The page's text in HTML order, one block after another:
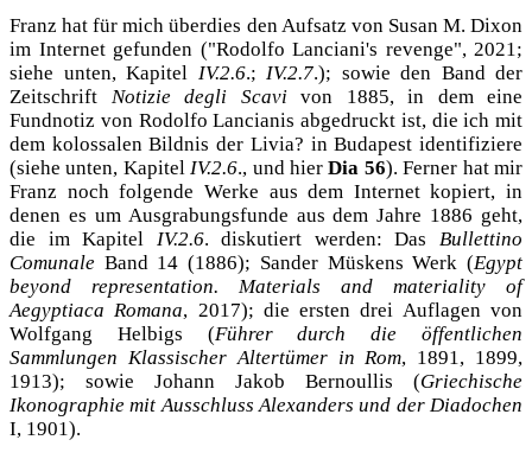
Franz hat für mich überdies den Aufsatz von Susan M. Dixon
im Internet gefunden ("Rodolfo Lanciani's revenge", 2021;
siehe unten, Kapitel IV.2.6.; IV.2.7.); sowie den Band der
Zeitschrift Notizie degli Scavi von 1885, in dem eine
Fundnotiz von Rodolfo Lancianis abgedruckt ist, die ich mit
dem kolossalen Bildnis der Livia? in Budapest identifiziere
(siehe unten, KapitelIV.2.6., und hierDia 56). Ferner hat mir
Franz noch folgende Werke aus dem Internet kopiert, in
denen es um Ausgrabungsfunde aus dem Jahre 1886 geht,
die im Kapitel IV.2.6. diskutiert werden: DasBullettino
Comunale Band 14 (1886); Sander Müskens Werk (Egypt
beyond representation. Materials and materiality of
Aegyptiaca Romana, 2017); die ersten drei Auflagen von
Wolfgang Helbigs (Führer durch die öffentlichen
Sammlungen Klassischer Altertümer in Rom, 1891, 1899,
1913); sowie Johann Jakob Bernoullis (Griechische
Ikonographie mit Ausschluss Alexanders und der Diadochen
I, 1901).